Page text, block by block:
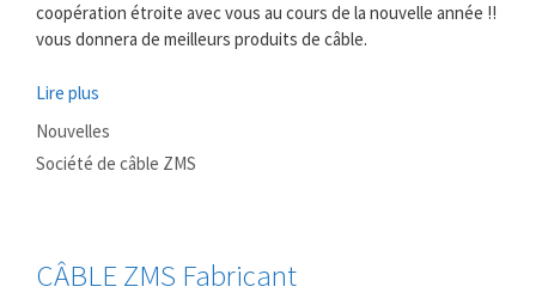
coopération étroite avec vous au cours de la nouvelle année !!
vous donnera de meilleurs produits de câble.
Lire plus
Catégories
Nouvelles
Mots
Société de câble ZMS
CÂBLE ZMS Fabricant